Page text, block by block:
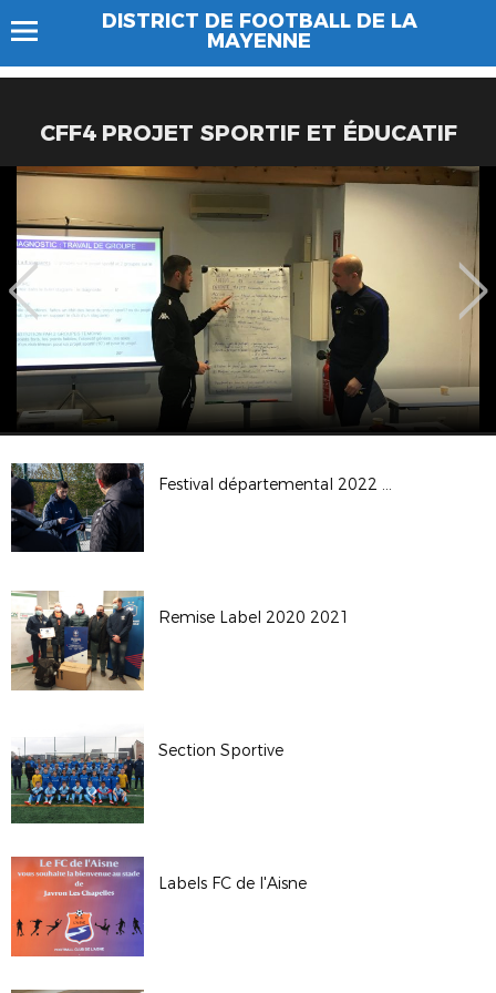
DISTRICT DE FOOTBALL DE LA
MAYENNE
CFF4 PROJET SPORTIF ET ÉDUCATIF
Festival départemental 2022 Entrammes
Remise Label 2020 2021
Section Sportive
Labels FC de l'Aisne